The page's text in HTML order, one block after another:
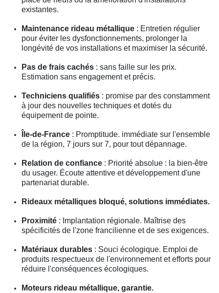
existantes.
Maintenance rideau métallique : Entretien régulier
pour éviter les dysfonctionnements, prolonger la
longévité de vos installations et maximiser la sécurité.
Pas de frais cachés : sans faille sur les prix.
Estimation sans engagement et précis.
Techniciens qualifiés : promise par des constamment
à jour des nouvelles techniques et dotés du
équipement de pointe.
Île-de-France : Promptitude. immédiate sur l'ensemble
de la région, 7 jours sur 7, pour tout dépannage.
Relation de confiance : Priorité absolue : la bien-être
du usager. Écoute attentive et développement d'une
partenariat durable.
Rideaux métalliques bloqué, solutions immédiates.
Proximité : Implantation régionale. Maîtrise des
spécificités de l'zone francilienne et de ses exigences.
Matériaux durables : Souci écologique. Emploi de
produits respectueux de l'environnement et efforts pour
réduire l'conséquences écologiques.
Moteurs rideau métallique, garantie.